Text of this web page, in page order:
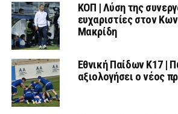
ΚΟΠ | Λύση της
ευχαριστίες στον
Μακρίδη
Εθνική Παίδων Κ17 |
αξιολογήσει ο νέος